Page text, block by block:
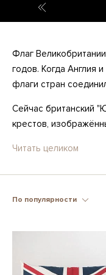
Флаг
годов. Когда Англия
флаги стран
Сейчас британский
крестов,
Читать целиком
По популярности